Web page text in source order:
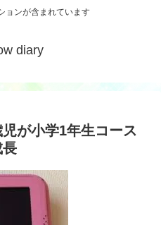
ョンが含まれています
diary
児が小学1年生コース
長